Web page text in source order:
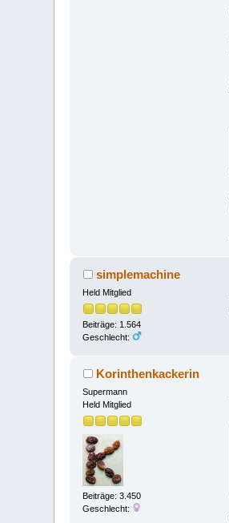
simplemachine
Held Mitglied
Beiträge: 1.564
Geschlecht:
Korinthenkackerin
Supermann
Held Mitglied
Beiträge: 3.450
Geschlecht: